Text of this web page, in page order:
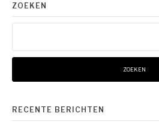
ZOEKEN
RECENTE BERICHTEN